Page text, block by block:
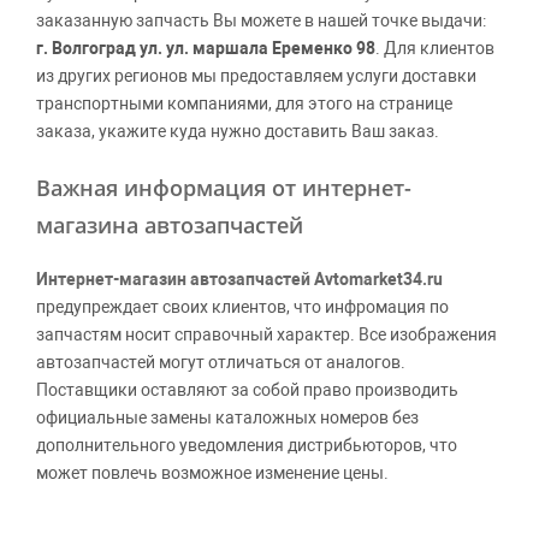
заказанную запчасть Вы можете в нашей точке выдачи:
г. Волгоград ул. ул. маршала Еременко 98 . Для клиентов
из других регионов мы предоставляем услуги доставки
транспортными компаниями, для этого на странице
заказа, укажите куда нужно доставить Ваш заказ.
Важная информация от интернет-
магазина автозапчастей
Интернет-магазин автозапчастей Avtomarket34.ru
предупреждает своих клиентов, что инфромация по
запчастям носит справочный характер. Все изображения
автозапчастей могут отличаться от аналогов.
Поставщики оставляют за собой право производить
официальные замены каталожных номеров без
дополнительного уведомления дистрибьюторов, что
может повлечь возможное изменение цены.